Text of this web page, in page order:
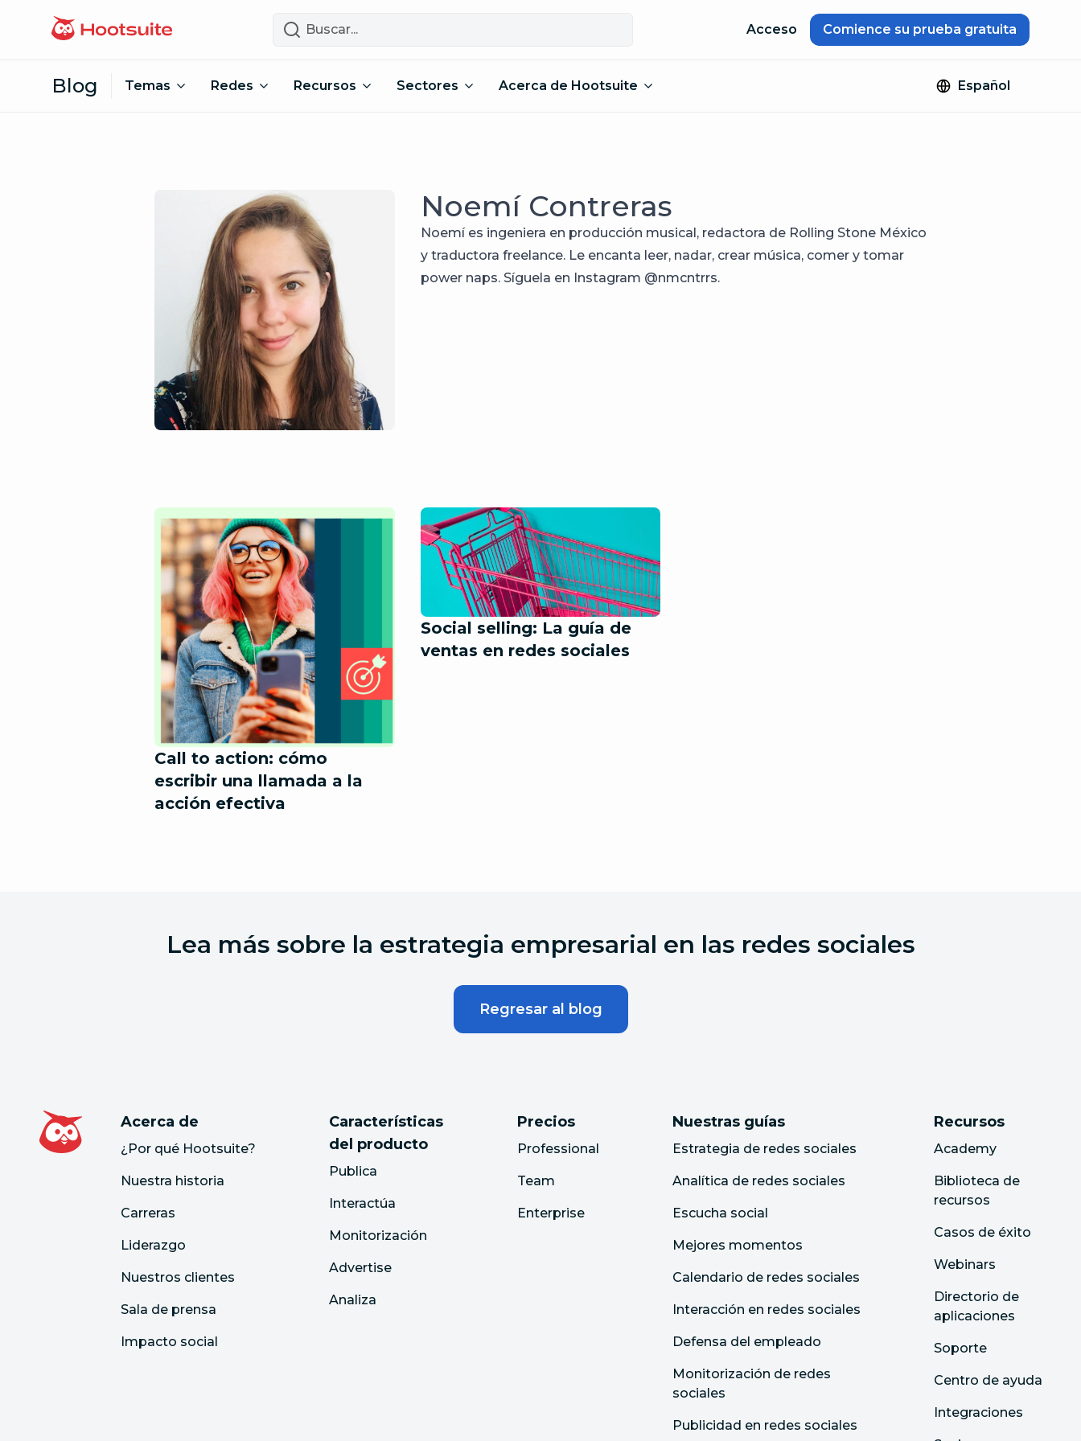
Buscar
Acceso Comience su prueba gratuita
Blog Temas Redes Recursos Sectores Acerca de Hootsuite Español
Noemí Contreras
Noemí es ingeniera en producción musical, redactora de Rolling Stone México
y traductora freelance. Le encanta leer, nadar, crear música, comer y tomar
power naps. Síguela en Instagram @nmcntrrs.
Call to action: cómo
escribir una llamada a la
acción efectiva
Social selling: La guía de
ventas en redes sociales
Lea más sobre la estrategia empresarial en las redes sociales
Regresar al blog
Acerca de
¿Por qué Hootsuite?
Nuestra historia
Carreras
Liderazgo
Nuestros clientes
Sala de prensa
Impacto social
Características
del producto
Publica
Interactúa
Monitorización
Advertise
Analiza
Precios
Professional
Team
Enterprise
Nuestras guías
Estrategia de redes sociales
Analítica de redes sociales
Escucha social
Mejores momentos
Calendario de redes sociales
Interacción en redes sociales
Defensa del empleado
Monitorización de redes
sociales
Publicidad en redes sociales
Recursos
Academy
Biblioteca de
recursos
Casos de éxito
Webinars
Directorio de
aplicaciones
Soporte
Centro de ayuda
Integraciones